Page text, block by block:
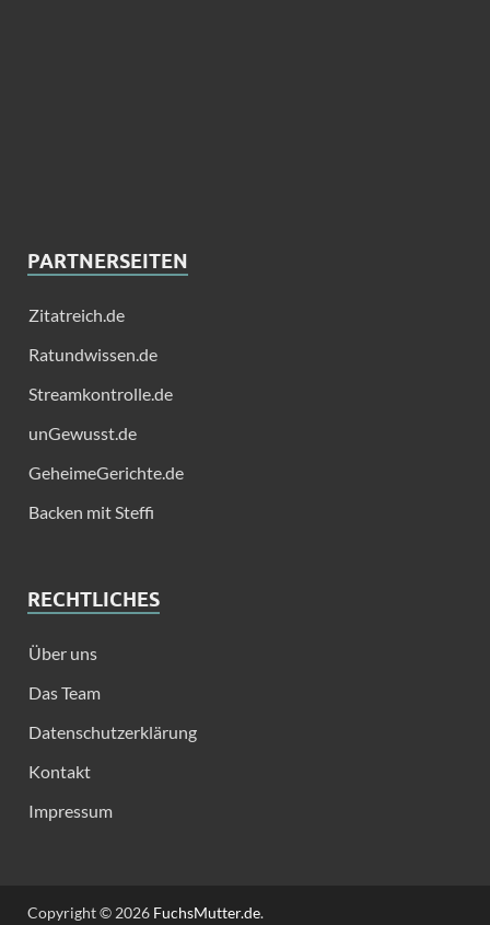
PARTNERSEITEN
Zitatreich.de
Ratundwissen.de
Streamkontrolle.de
unGewusst.de
GeheimeGerichte.de
Backen mit Steffi
RECHTLICHES
Über uns
Das Team
Datenschutzerklärung
Kontakt
Impressum
Copyright © 2026 FuchsMutter.de.